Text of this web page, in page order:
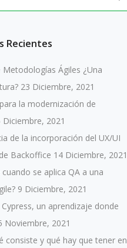
Recientes
Metodologías Ágiles ¿Una
23 Diciembre, 2021
la modernización de
Diciembre, 2021
de la incorporación del UX/UI
Backoffice 14 Diciembre, 2021
cuando se aplica QA a una
9 Diciembre, 2021
un aprendizaje donde
Noviembre, 2021
consiste y qué hay que tener en